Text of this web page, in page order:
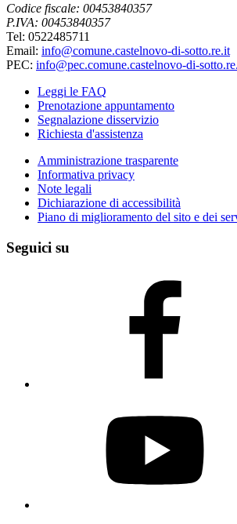
Codice fiscale: 00453840357
P.IVA: 00453840357
Tel: 0522485711
Email: info@comune.castelnovo-di-sotto.re.it
PEC: info@pec.comune.castelnovo-di-
Leggi le FAQ
Prenotazione appuntamento
Segnalazione disservizio
Richiesta d'assistenza
Amministrazione trasparente
Informativa privacy
Note legali
Dichiarazione di accessibilità
Piano di miglioramento del sito e dei
Seguici su